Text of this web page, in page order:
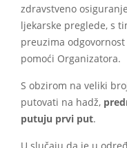
zdravstveno
ljekarske preglede, s
preuzima
pomoći Organizatora.
S obzirom na veliki
putovati na hadž,
putuju prvi put.